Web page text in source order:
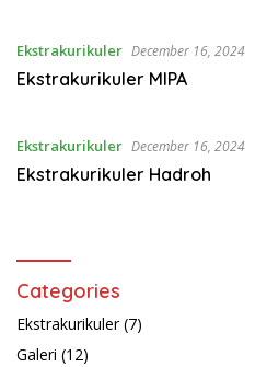
Ekstrakurikuler December 16, 2024
Ekstrakurikuler MIPA
Ekstrakurikuler December 16, 2024
Ekstrakurikuler Hadroh
Categories
Ekstrakurikuler(7)
Galeri (12)